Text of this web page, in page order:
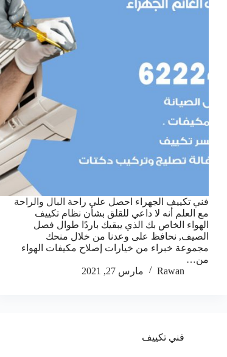
فني تكييف الجهراء احصل على راحة البال والراحة
مع العلم أنه لا داعي للقلق بشأن نظام تكييف
الهواء الخاص بك الذي يبقيك باردًا طوال فصل
الصيف, نحافظ على وعدنا من خلال منحك
مجموعة خبراء من خيارات إصلاح مكيفات الهواء
من…
Rawan
مارس 27, 2021
فني تكييف